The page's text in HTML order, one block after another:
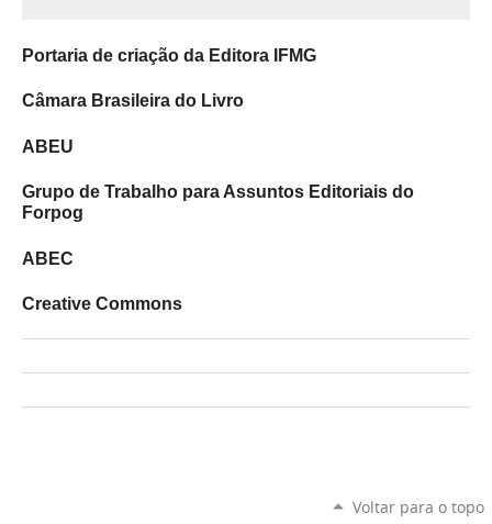
Portaria de criação da Editora IFMG
Câmara Brasileira do Livro
ABEU
Grupo de Trabalho para Assuntos Editoriais do
Forpog
ABEC
Creative Commons
Voltar para o topo